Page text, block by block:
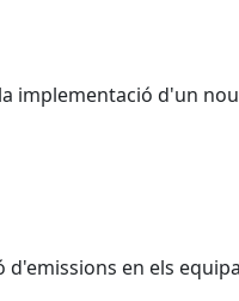
implementació d'un
en els